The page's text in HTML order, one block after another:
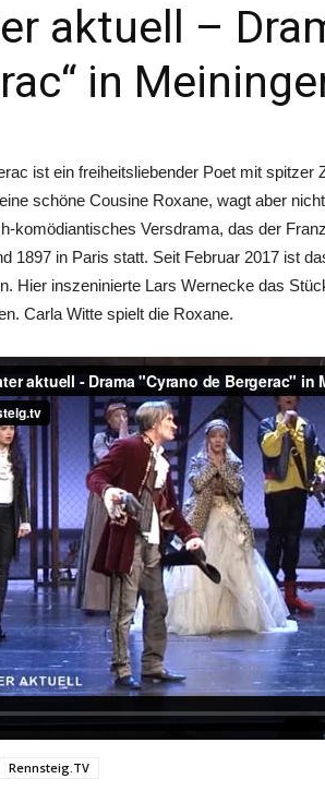
aktuell –
in
ist ein freiheitsliebender Poet mit spitzer
schöne Cousine Roxane, wagt aber
komödiantisches Versdrama, das der
1897 in Paris statt. Seit Februar 2017 ist
Hier inszeninierte Lars Wernecke das
Carla Witte spielt die Roxane.
Rennsteig.TV